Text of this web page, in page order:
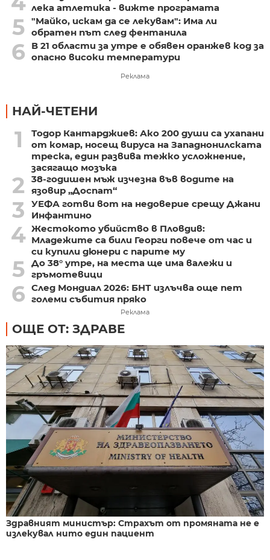
лека атлетика - вижте програмата
5 "Майко, искам да се лекувам": Има ли
обратен път след фентанила
6
В 21 области за утре е обявен оранжев код за
опасно високи температури
Реклама
НАЙ-ЧЕТЕНИ
1
Тодор Кантарджиев: Ако 200 души са ухапани
от комар, носещ вируса на Западнонилската
треска, един развива тежко усложнение,
засягащо мозъка
2
38-годишен мъж изчезна във водите на
язовир „Доспат“
3
УЕФА готви вот на недоверие срещу Джани
Инфантино
4 Жестокото убийство в Пловдив:
Младежите са били Георги повече от час и
си купили дюнери с парите му
5 До 38° утре, на места ще има валежи и
гръмотевици
6 След Мондиал 2026: БНТ излъчва още пет
големи събития пряко
Реклама
ОЩЕ ОТ: ЗДРАВЕ
Здравният министър: Страхът от промяната не е
излекувал нито един пациент